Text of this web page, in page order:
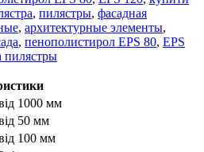
, пилястры, фасадная
, архитектурные элементы,
, пенополистирол EPS 80, EPS
пилястры
1000 мм
50 мм
100 мм